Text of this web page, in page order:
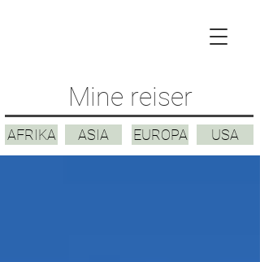
Mine reiser
AFRIKA ASIA EUROPA USA